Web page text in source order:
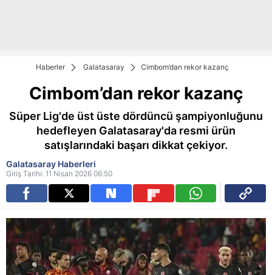
Haberler Galatasaray Cimbom’dan rekor kazanç
Cimbom’dan rekor kazanç
Süper Lig'de üst üste dördüncü şampiyonluğunu
hedefleyen Galatasaray'da resmi ürün
satışlarındaki başarı dikkat çekiyor.
Galatasaray Haberleri
Giriş Tarihi: 11 Nisan 2026 06:50